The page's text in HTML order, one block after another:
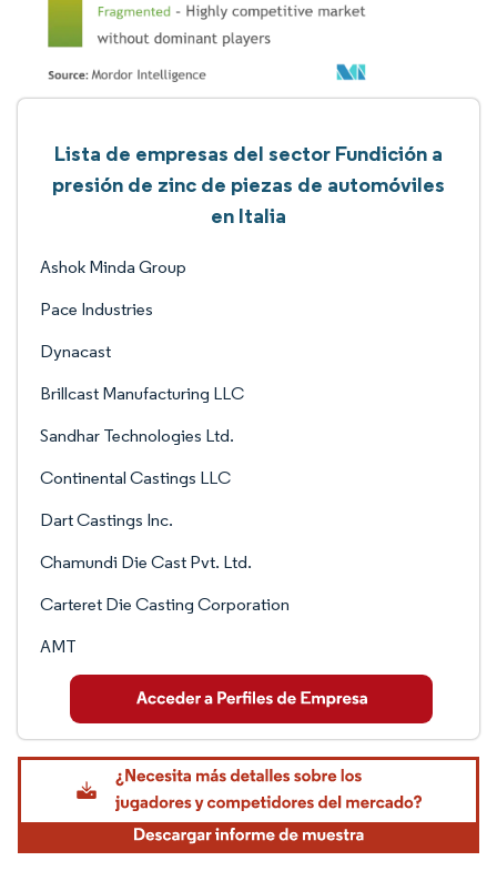
Lista de empresas del sector Fundición a
presión de zinc de piezas de automóviles
en Italia
Ashok Minda Group
Pace Industries
Dynacast
Brillcast Manufacturing LLC
Sandhar Technologies Ltd.
Continental Castings LLC
Dart Castings Inc.
Chamundi Die Cast Pvt. Ltd.
Carteret Die Casting Corporation
AMT